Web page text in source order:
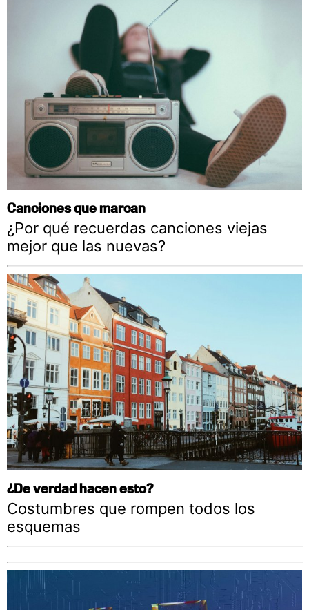
Canciones que marcan
¿Por qué recuerdas canciones viejas
mejor que las nuevas?
¿De verdad hacen esto?
Costumbres que rompen todos los
esquemas